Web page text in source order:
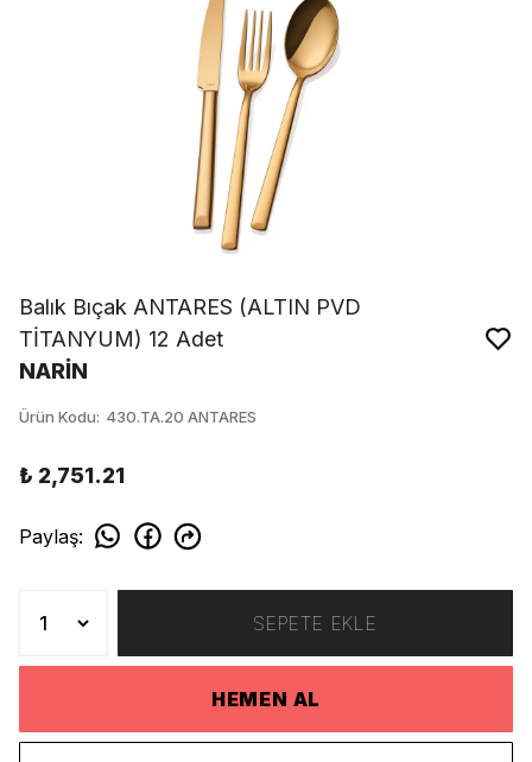
Balık Bıçak ANTARES (ALTIN PVD
TİTANYUM) 12 Adet
NARİN
Ürün Kodu: 430.TA.20 ANTARES
₺ 2,751.21
Paylaş:
SEPETE EKLE
HEMEN AL